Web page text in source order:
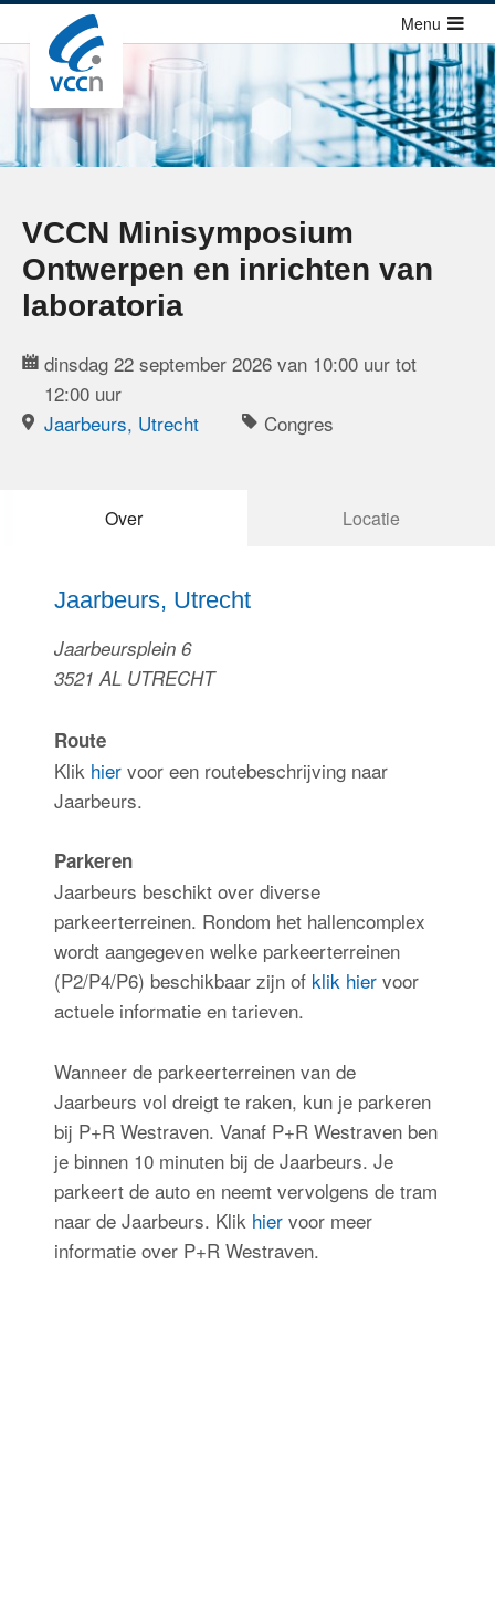
Sla
links
over
Jump
to
to
main
content
Menu
VCCN Minisymposium
Ontwerpen en inrichten van
laboratoria
dinsdag 22 september 2026 van 10:00 uur tot
12:00 uur
Jaarbeurs, Utrecht
Congres
Over Locatie
Jaarbeurs, Utrecht
Jaarbeursplein 6
3521 AL UTRECHT
Route
Klik hier voor een routebeschrijving naar
Jaarbeurs.
Parkeren
Jaarbeurs beschikt over diverse
parkeerterreinen. Rondom het hallencomplex
wordt aangegeven welke parkeerterreinen
(P2/P4/P6) beschikbaar zijn of klik hier voor
actuele informatie en tarieven.
Wanneer de parkeerterreinen van de
Jaarbeurs vol dreigt te raken, kun je parkeren
bij P+R Westraven. Vanaf P+R Westraven ben
je binnen 10 minuten bij de Jaarbeurs. Je
parkeert de auto en neemt vervolgens de tram
naar de Jaarbeurs. Klik hier voor meer
informatie over P+R Westraven.
Cursussen
Congressen
Congressen
Richtlijnen